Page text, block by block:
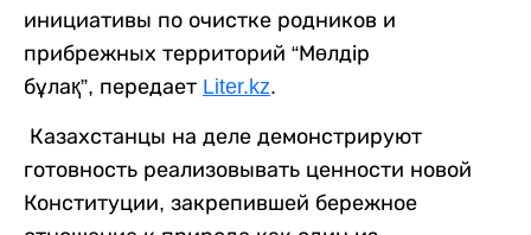
инициативы по очистке родников и
прибрежных территорий “Мөлдір
бұлақ”, передает Liter.kz.
Казахстанцы на деле демонстрируют
готовность реализовывать ценности новой
Конституции, закрепившей бережное